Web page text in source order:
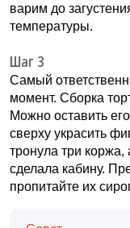
варим до
температуры.
Шаг 3
Самый
момент. Сборка
Можно оставить
сверху украсить
тронула три коржа,
сделала кабину.
пропитайте их